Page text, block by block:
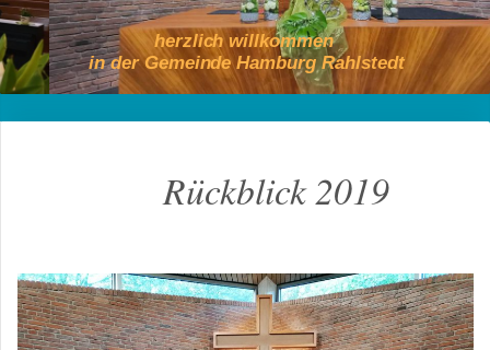
herzlich willkommen
in der Gemeinde Hamburg Rahlstedt
Rückblick 2019